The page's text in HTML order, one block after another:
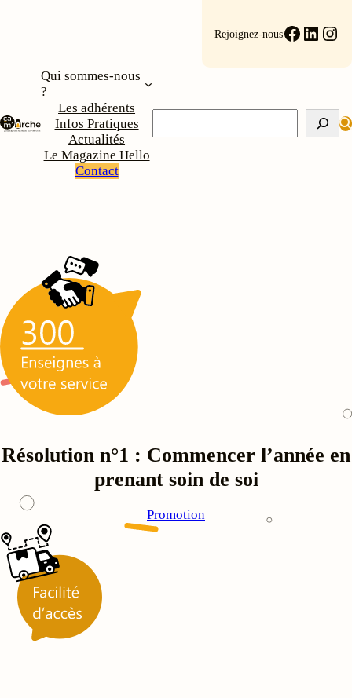
Rejoignez-nous
Qui sommes-nous
?
Les adhérents
Infos Pratiques
Actualités
Le Magazine Hello
Contact
Résolution n°1 : Commencer l’année en
prenant soin de soi
Promotion